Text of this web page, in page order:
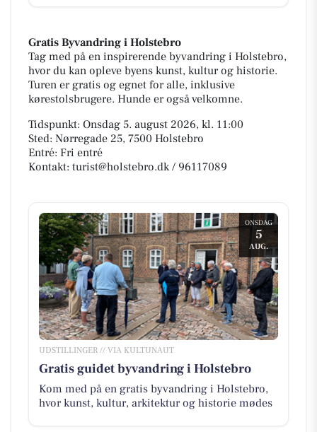
Gratis Byvandring i Holstebro
Tag med på en inspirerende byvandring i Holstebro,
hvor du kan opleve byens kunst, kultur og historie.
Turen er gratis og egnet for alle, inklusive
kørestolsbrugere. Hunde er også velkomne.
Tidspunkt: Onsdag 5. august 2026, kl. 11:00
Sted: Nørregade 25, 7500 Holstebro
Entré: Fri entré
Kontakt: turist@holstebro.dk / 96117089
ONSDAG
5
AUG.
UDSTILLINGER // VIA KULTUNAUT
Gratis guidet byvandring i Holstebro
Kom med på en gratis byvandring i Holstebro,
hvor kunst, kultur, arkitektur og historie mødes